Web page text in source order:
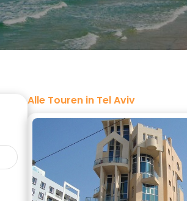
Alle Touren in Tel Aviv